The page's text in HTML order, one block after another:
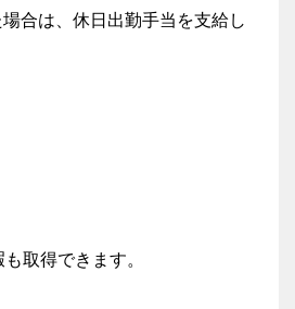
合は、休日出勤手当を支給し
取得できます。